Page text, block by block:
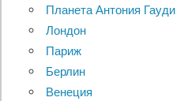
Планета Антония Гауди
Лондон
Париж
Берлин
Венеция